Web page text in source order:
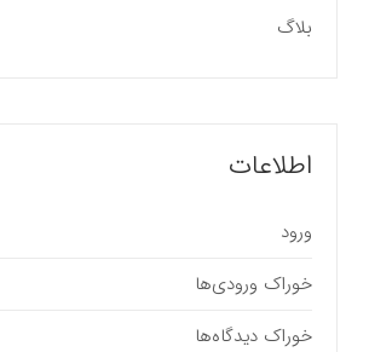
بلاگ
اطلاعات
ورود
خوراک ورودی‌ها
خوراک دیدگاه‌ها